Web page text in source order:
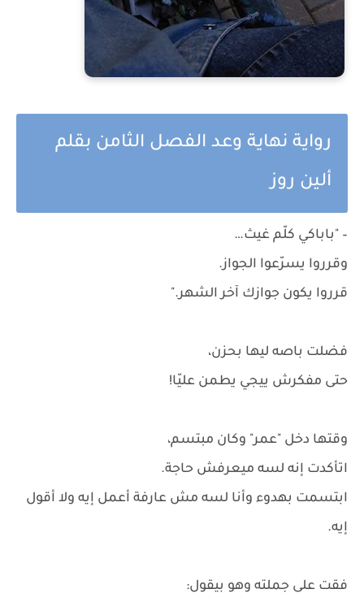
رواية نهاية وعد الفصل الثامن بقلم
ألين روز
– "باباكي كلّم غيث…
وقرروا يسرّعوا الجواز.
قرروا يكون جوازك آخر الشهر."
فضلت باصه ليها بحزن،
حتى مفكرش ييجي يطمن عليّا!
وقتها دخل "عمر" وكان مبتسم،
اتأكدت إنه لسه ميعرفش حاجة.
ابتسمت بهدوء وأنا لسه مش عارفة أعمل إيه ولا أقول
إيه.
فقت على جملته وهو بيقول: